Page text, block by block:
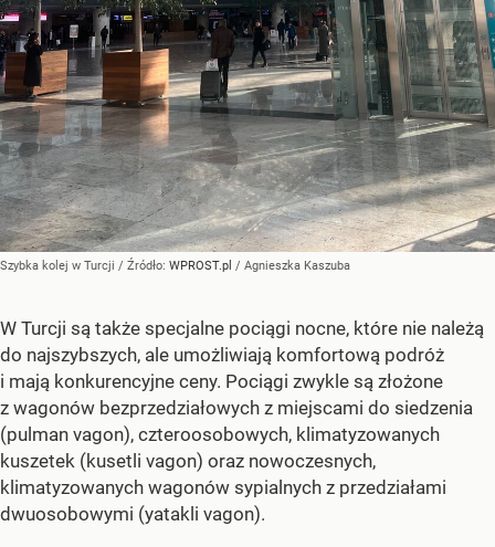
Szybka kolej w Turcji / Źródło: WPROST.pl / Agnieszka Kaszuba
W Turcji są także specjalne pociągi nocne, które nie należą
do najszybszych, ale umożliwiają komfortową podróż
i mają konkurencyjne ceny. Pociągi zwykle są złożone
z wagonów bezprzedziałowych z miejscami do siedzenia
(pulman vagon), czteroosobowych, klimatyzowanych
kuszetek (kusetli vagon) oraz nowoczesnych,
klimatyzowanych wagonów sypialnych z przedziałami
dwuosobowymi (yatakli vagon).